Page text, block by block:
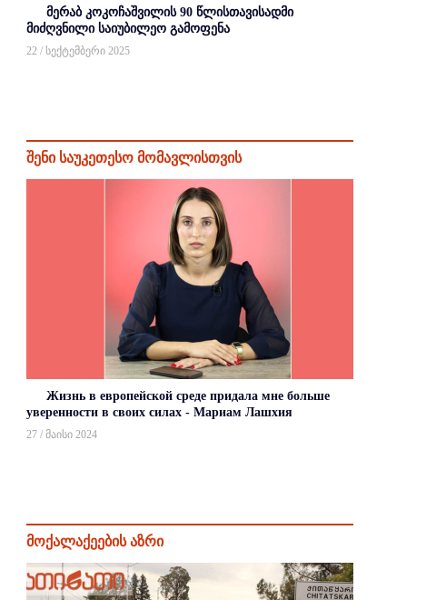
მერაბ კოკოჩაშვილის 90 წლისთავისადმი
მიძღვნილი საიუბილეო გამოფენა
22 / სექტემბერი 2025
შენი საუკეთესო მომავლისთვის
Жизнь в европейской среде придала мне больше
уверенности в своих силах - Мариам Лашхия
27 / მაისი 2024
მოქალაქეების აზრი